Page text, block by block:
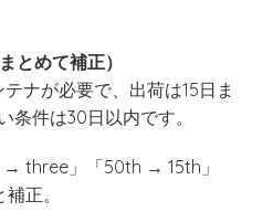
とめて補正）
ナが必要で、出荷は15日ま
条件は30日以内です。
three」「50th → 15th」
正。